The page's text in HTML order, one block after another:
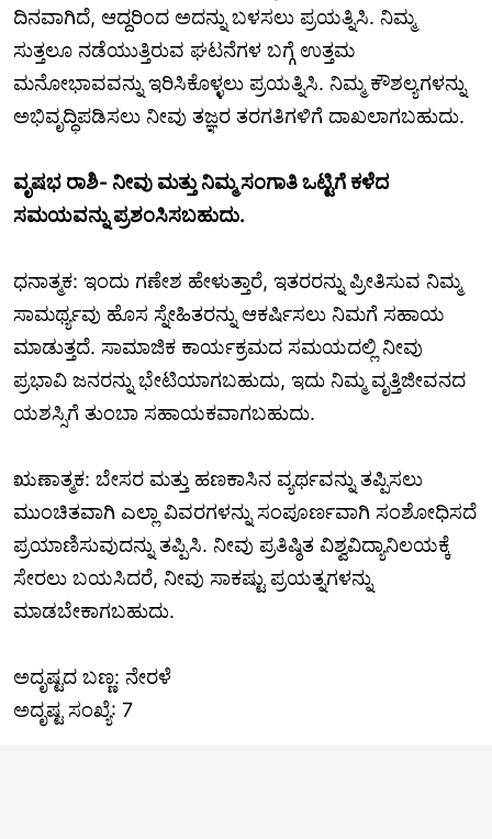
ದಿನವಾಗಿದೆ, ಆದ್ದರಿಂದ ಅದನ್ನು ಬಳಸಲು ಪ್ರಯತ್ನಿಸಿ. ನಿಮ್ಮ
ಸುತ್ತಲೂ ನಡೆಯುತ್ತಿರುವ ಘಟನೆಗಳ ಬಗ್ಗೆ ಉತ್ತಮ
ಮನೋಭಾವವನ್ನು ಇರಿಸಿಕೊಳ್ಳಲು ಪ್ರಯತ್ನಿಸಿ. ನಿಮ್ಮ ಕೌಶಲ್ಯಗಳನ್ನು
ಅಭಿವೃದ್ಧಿಪಡಿಸಲು ನೀವು ತಜ್ಞರ ತರಗತಿಗಳಿಗೆ ದಾಖಲಾಗಬಹುದು.
ವೃಷಭ ರಾಶಿ- ನೀವು ಮತ್ತು ನಿಮ್ಮ ಸಂಗಾತಿ ಒಟ್ಟಿಗೆ ಕಳೆದ
ಸಮಯವನ್ನು ಪ್ರಶಂಸಿಸಬಹುದು.
ಧನಾತ್ಮಕ: ಇಂದು ಗಣೇಶ ಹೇಳುತ್ತಾರೆ, ಇತರರನ್ನು ಪ್ರೀತಿಸುವ ನಿಮ್ಮ
ಸಾಮರ್ಥ್ಯವು ಹೊಸ ಸ್ನೇಹಿತರನ್ನು ಆಕರ್ಷಿಸಲು ನಿಮಗೆ ಸಹಾಯ
ಮಾಡುತ್ತದೆ. ಸಾಮಾಜಿಕ ಕಾರ್ಯಕ್ರಮದ ಸಮಯದಲ್ಲಿ ನೀವು
ಪ್ರಭಾವಿ ಜನರನ್ನು ಭೇಟಿಯಾಗಬಹುದು, ಇದು ನಿಮ್ಮ ವೃತ್ತಿಜೀವನದ
ಯಶಸ್ಸಿಗೆ ತುಂಬಾ ಸಹಾಯಕವಾಗಬಹುದು.
ಋಣಾತ್ಮಕ: ಬೇಸರ ಮತ್ತು ಹಣಕಾಸಿನ ವ್ಯರ್ಥವನ್ನು ತಪ್ಪಿಸಲು
ಮುಂಚಿತವಾಗಿ ಎಲ್ಲಾ ವಿವರಗಳನ್ನು ಸಂಪೂರ್ಣವಾಗಿ ಸಂಶೋಧಿಸದೆ
ಪ್ರಯಾಣಿಸುವುದನ್ನು ತಪ್ಪಿಸಿ. ನೀವು ಪ್ರತಿಷ್ಠಿತ ವಿಶ್ವವಿದ್ಯಾನಿಲಯಕ್ಕೆ
ಸೇರಲು ಬಯಸಿದರೆ, ನೀವು ಸಾಕಷ್ಟು ಪ್ರಯತ್ನಗಳನ್ನು
ಮಾಡಬೇಕಾಗಬಹುದು.
ಅದೃಷ್ಟದ ಬಣ್ಣ: ನೇರಳೆ
ಅದೃಷ್ಟ ಸಂಖ್ಯೆ: 7